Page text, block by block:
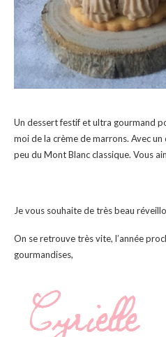
Un dessert festif et ultra gourmand
moi de la crème de marrons. Avec
peu du Mont Blanc classique. Vous
Je vous souhaite de très beau
On se retrouve très vite, l’année
gourmandises,